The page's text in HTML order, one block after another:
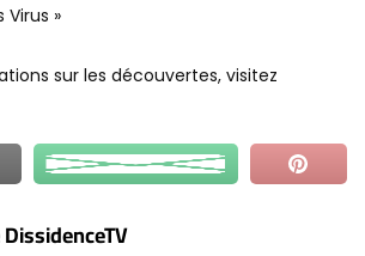
Virus »
sur les découvertes, visitez